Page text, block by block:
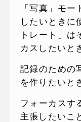
「写真」モ
したいときに
トレート」は
カスしたいと
記録のための
を作りたいと
フォーカスす
主張したいこ